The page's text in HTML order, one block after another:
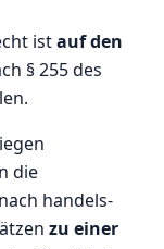
istauf den
§ 255 des
die
handels-
zu einer